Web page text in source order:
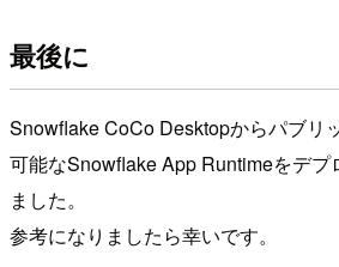
最後に
Snowflake CoCo Desktopからパブリ
可能なSnowflake App Runtimeをデプ
ました。
参考になりましたら幸いです。